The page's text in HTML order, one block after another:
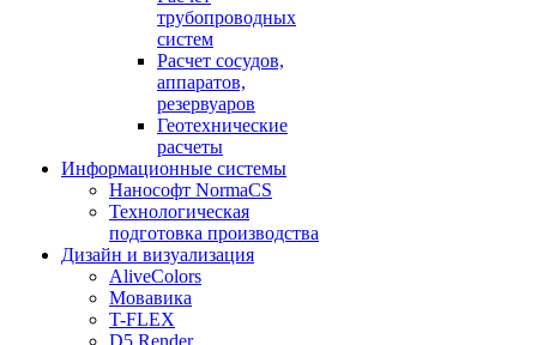
трубопроводных
систем
Расчет сосудов,
аппаратов,
резервуаров
Геотехнические
расчеты
Информационные системы
Нанософт NormaCS
Технологическая
подготовка производства
Дизайн и визуализация
AliveColors
Мовавика
T-FLEX
D5 Render